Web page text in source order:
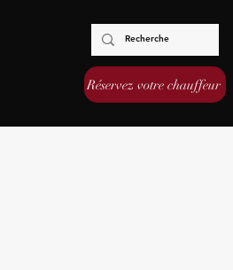
Réservez votre chauffeur